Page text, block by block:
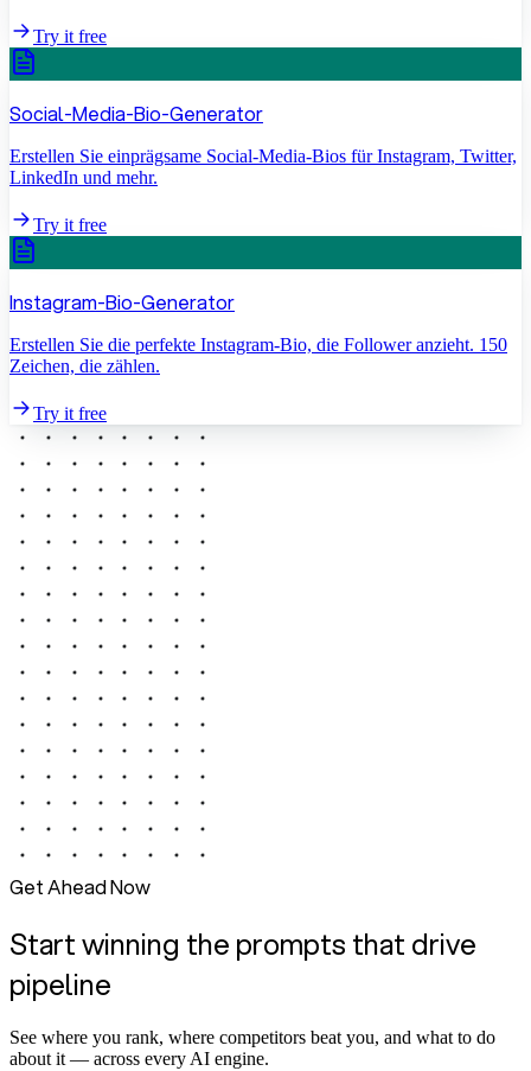
Try it free
Social-Media-Bio-Generator
Erstellen Sie einprägsame Social-Media-Bios für Instagram, Twitter,
LinkedIn und mehr.
Try it free
Instagram-Bio-Generator
Erstellen Sie die perfekte Instagram-Bio, die Follower anzieht. 150
Zeichen, die zählen.
Try it free
Get Ahead Now
Start winning the prompts that drive
pipeline
See where you rank, where competitors beat you, and what to do
about it — across every AI engine.